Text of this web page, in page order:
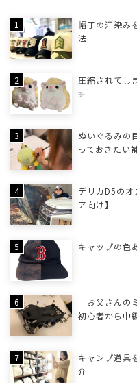
帽子の汗染み
法
圧縮されてし
✨
ぬいぐるみの
っておきたい
デリカD5の
ア向け】
キャップの色
「お父さん
初心者から中
キャンプ道具
介